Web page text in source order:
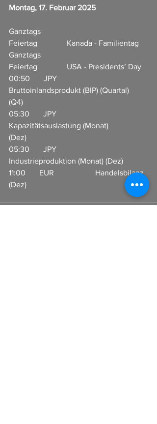
Montag, 17. Februar 2025
Ganztags
Feiertag               Kanada - Familientag
Ganztags
Feiertag               USA - Presidents’ Day
00:50       JPY
Bruttoinlandsprodukt (BIP) (Quartal)
(Q4)
05:30       JPY
Kapazitätsauslastung (Monat)
(Dez)
05:30       JPY
Industrieproduktion (Monat) (Dez)
11:00       EUR                     Handelsbilanz
(Dez)